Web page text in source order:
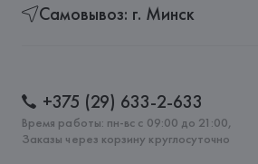
Самовывоз: г. Минск
+375 (29) 633-2-633
Время работы: пн-вс с 09:00 до 21:00,
Заказы через корзину круглосуточно